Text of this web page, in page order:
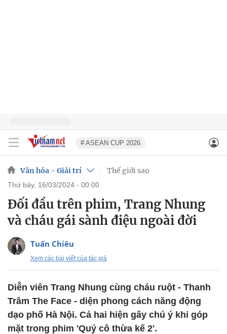
# ASEAN CUP 2026
Văn hóa - Giải trí Thế giới sao
thứ bảy, 16/03/2024 - 00:00
Đối đầu trên phim, Trang Nhung
và cháu gái sành điệu ngoài đời
Tuấn Chiêu
Xem các bài viết của tác giả
Diễn viên Trang Nhung cùng cháu ruột - Thanh
Trâm The Face - diện phong cách năng động
dạo phố Hà Nội. Cả hai hiện gây chú ý khi góp
mặt trong phim 'Quý cô thừa kế 2'.